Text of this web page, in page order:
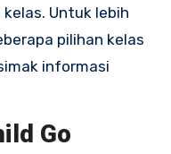
Untuk lebih
pilihan kelas
informasi
Go